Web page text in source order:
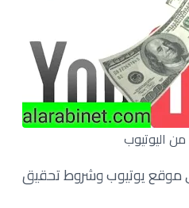
اليوتيوب
موقع يوتيوب وشروط تحقيق